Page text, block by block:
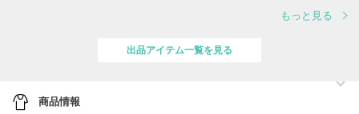
商品はすべてご注文確定後にブランド直営店、正規取扱店からのお取り
お届けまでに少々お時間を頂きますので余裕をもってご注文頂ければと
思います。
もっと見る
出品アイテム一覧を見る
商品情報